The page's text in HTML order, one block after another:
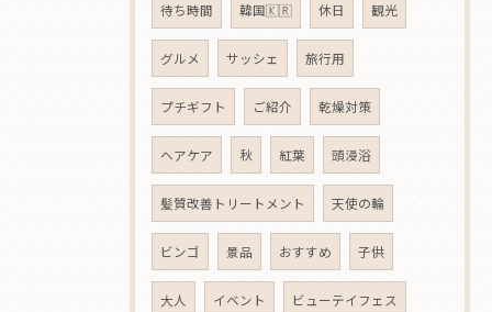
待ち時間 韓国🇰🇷 休日 観光
グルメ サッシェ 旅行用
プチギフト ご紹介 乾燥対策
ヘアケア 秋 紅葉 頭浸浴
髪質改善トリートメント 天使の輪
ビンゴ 景品 おすすめ 子供
大人 イベント ビューテイフェス